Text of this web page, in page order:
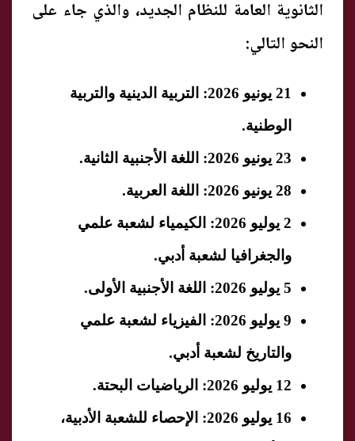
الثانوية العامة للنظام الجديد، والذي جاء على
النحو التالي:
21 يونيو 2026: التربية الدينية والتربية
الوطنية.
23 يونيو 2026: اللغة الأجنبية الثانية.
28 يونيو 2026: اللغة العربية.
2 يوليو 2026: الكيمياء لشعبة علمي
والجغرافيا لشعبة أدبي.
5 يوليو 2026: اللغة الأجنبية الأولى.
9 يوليو 2026: الفيزياء لشعبة علمي
والتاريخ لشعبة أدبي.
12 يوليو 2026: الرياضيات البحتة.
16 يوليو 2026: الإحصاء للشعبة الأدبية،